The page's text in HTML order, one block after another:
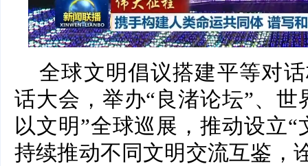
全球文明倡议搭建平等对
话大会，举办“良渚论坛”、
以文明”全球巡展，推动设立
持续推动不同文明交流互鉴，